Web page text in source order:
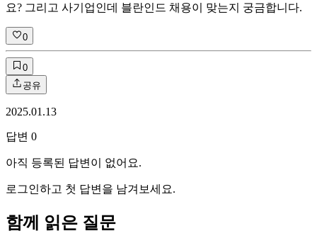
요? 그리고 사기업인데 블란인드 채용이 맞는지 궁금합니다.
0
0
공유
2025.01.13
답변 0
아직 등록된 답변이 없어요.
로그인하고 첫 답변을 남겨보세요.
함께 읽은 질문